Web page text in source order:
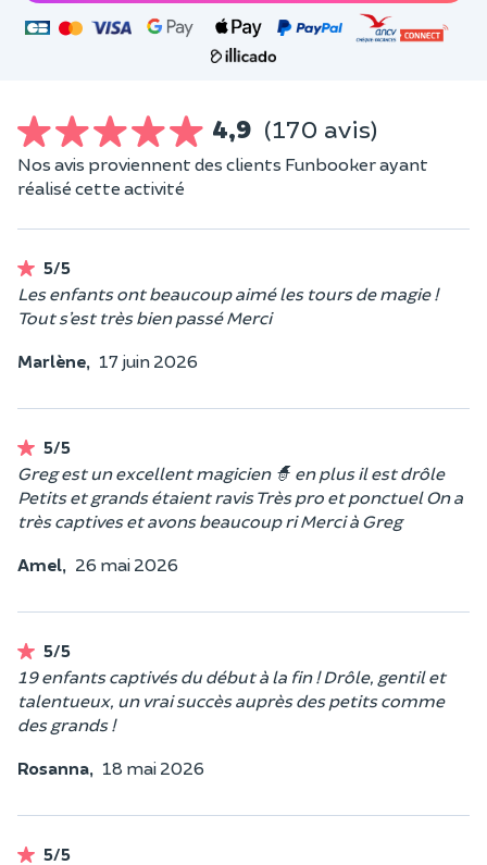
4,9 (170 avis)
Nos avis proviennent des clients Funbooker ayant
réalisé cette activité
5/5
Les enfants ont beaucoup aimé les tours de magie !
Tout s’est très bien passé Merci
Marlène, 17 juin 2026
5/5
Greg est un excellent magicien 🧙 en plus il est drôle
Petits et grands étaient ravis Très pro et ponctuel On a
très captives et avons beaucoup ri Merci à Greg
Amel, 26 mai 2026
5/5
19 enfants captivés du début à la fin ! Drôle, gentil et
talentueux, un vrai succès auprès des petits comme
des grands !
Rosanna, 18 mai 2026
5/5